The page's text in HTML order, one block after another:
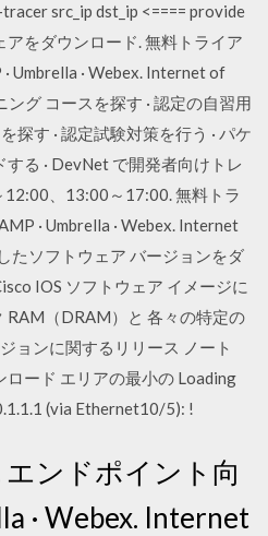
src_ipdst_ip <==== provide
をダウンロード. 無料トライア
Umbrella · Webex. Internet of
グ コースを探す · 認定の自習用
探す · 認定試験対策を行う · パケ
る · DevNet で開発者向けトレ
、13:00～17:00. 無料トラ
· Umbrella · Webex. Internet
たソフトウェア バージョンをダ
IOS ソフトウェア イメージに
RAM（DRAM）と 各々の特定の
ョンに関するリリース ノート
ード エリアの最小の Loading
(via Ethernet10/5): !
ンドポイント向
· Webex. Internet